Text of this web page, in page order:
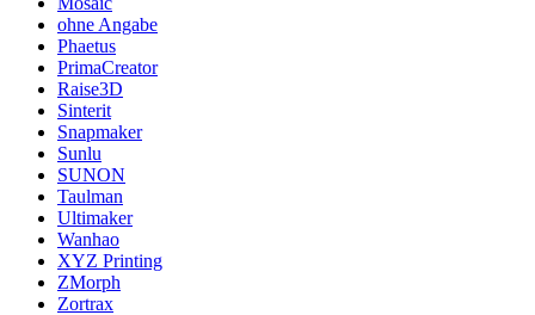
ohne Angabe
Phaetus
PrimaCreator
Raise3D
Sinterit
Snapmaker
Sunlu
SUNON
Taulman
Ultimaker
Wanhao
XYZ Printing
ZMorph
Zortrax